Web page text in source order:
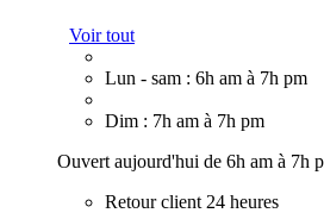
Voir tout
Lun - sam : 6h am à 7h pm
Dim : 7h am à 7h pm
Ouvert aujourd'hui de 6h am à 7h
Retour client 24 heures